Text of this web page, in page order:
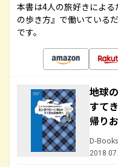
本書は4人の旅好きによ
の歩き方』で働いている
です。
地球
すて
帰り
D-Books